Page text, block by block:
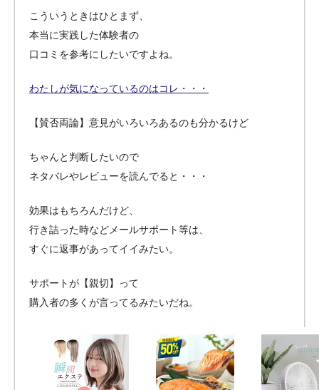
こういうときはひとまず、
本当に実践した体験者の
口コミを参考にしたいですよね。
わたしが気になっているのはコレ・・・
【賛否両論】意見がいろいろあるのも分かるけど
ちゃんと判断したいので
ネタバレやレビューを読んでると・・・
効果はもちろんだけど、
行き詰った時などメールサポート等は、
すぐに返事があってイイみたい。
サポートが【親切】って
購入者の多くが言ってるみたいだね。